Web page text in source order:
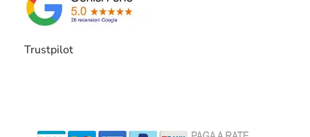
Trustpilot